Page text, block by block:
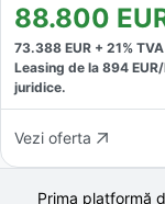
88.800
73.388 EUR + 21%
Leasing de la 894
juridice.
Vezi oferta
Prima platformă